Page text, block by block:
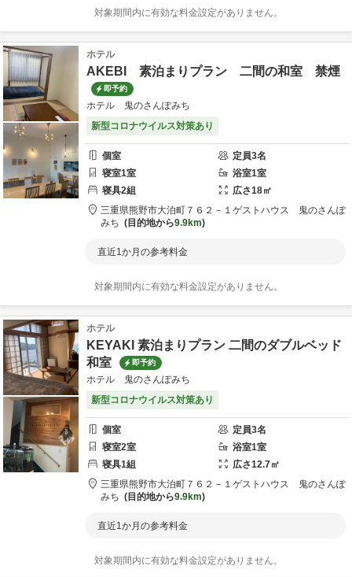
対象期間内に有効な料金設定がありません。
ホテル
AKEBI 素泊まりプラン 二間の和室 禁煙
即予約
ホテル 鬼のさんぽみち
新型コロナウイルス対策あり
個室 定員3名
寝室1室 浴室1室
寝具2組 広さ18㎡
三重県熊野市大泊町７６２－１ ゲストハウス 鬼のさんぽ
みち
目的地から9.9km
直近1か月の参考料金
対象期間内に有効な料金設定がありません。
ホテル
KEYAKI 素泊まりプラン 二間のダブルベッド
和室
即予約
ホテル 鬼のさんぽみち
新型コロナウイルス対策あり
個室 定員3名
寝室2室 浴室1室
寝具1組 広さ12.7㎡
三重県熊野市大泊町７６２－１ ゲストハウス 鬼のさんぽ
みち
目的地から9.9km
直近1か月の参考料金
対象期間内に有効な料金設定がありません。